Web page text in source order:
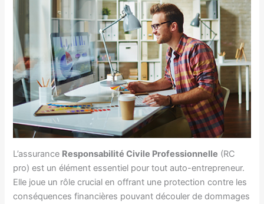
L’assurance Responsabilité Civile Professionnelle (RC
pro) est un élément essentiel pour tout auto-entrepreneur.
Elle joue un rôle crucial en offrant une protection contre les
conséquences financières pouvant découler de dommages